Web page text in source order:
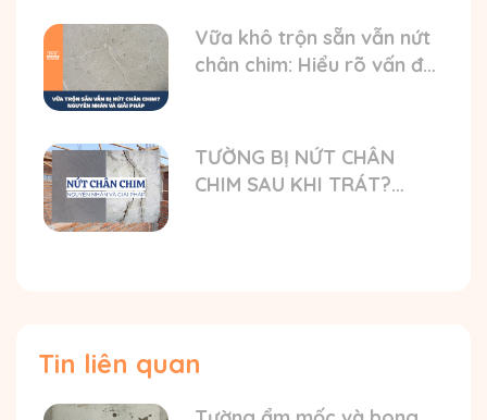
Vữa khô trộn sẵn vẫn nứt
chân chim: Hiểu rõ vấn đề
TƯỜNG BỊ NỨT CHÂN
CHIM SAU KHI TRÁT?
Tin liên quan